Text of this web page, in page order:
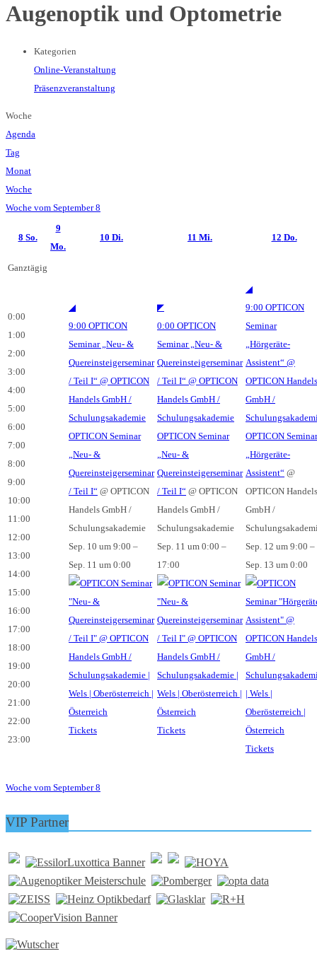
Augenoptik und Optometrie
Kategorien
Online-Veranstaltung
Präsenzveranstaltung
Woche
Agenda
Tag
Monat
Woche
Woche vom September 8
8 So.
9
Mo.
10 Di. 11 Mi. 12 Do.
Ganztägig
0:00
1:00
2:00
3:00
4:00
5:00
6:00
7:00
8:00
9:00
10:00
11:00
12:00
13:00
14:00
15:00
16:00
17:00
18:00
19:00
20:00
21:00
22:00
23:00
◢
9:00 OPTICON
Seminar „Neu- &
Quereinsteigerseminar
/ Teil I“ @ OPTICON
Handels GmbH /
Schulungsakademie
OPTICON Seminar
„Neu- &
Quereinsteigerseminar
/ Teil I“ @ OPTICON
Handels GmbH /
Schulungsakademie
Sep. 10 um 9:00 –
Sep. 11 um 0:00
Tickets
◤
0:00 OPTICON
Seminar „Neu- &
Quereinsteigerseminar
/ Teil I“ @ OPTICON
Handels GmbH /
Schulungsakademie
OPTICON Seminar
„Neu- &
Quereinsteigerseminar
/ Teil I“ @ OPTICON
Handels GmbH /
Schulungsakademie
Sep. 11 um 0:00 –
17:00
Tickets
◢
9:00 OPTICON
Seminar
„Hörgeräte-
Assistent“ @
OPTICON Handels
GmbH /
OPTICON Seminar
„Hörgeräte-
Assistent“ @
OPTICON Handels
GmbH /
Sep. 12 um 9:00 –
Sep. 13 um 0:00
Tickets
Woche vom September 8
VIP Partner